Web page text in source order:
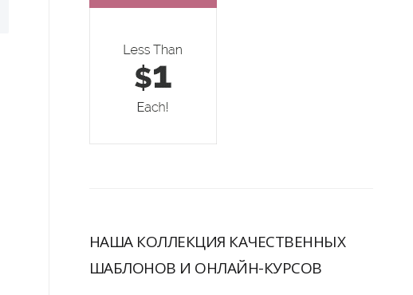
НАША КОЛЛЕКЦИЯ КАЧЕСТВЕННЫХ
ШАБЛОНОВ И ОНЛАЙН-КУРСОВ